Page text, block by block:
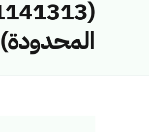
المحدودة)